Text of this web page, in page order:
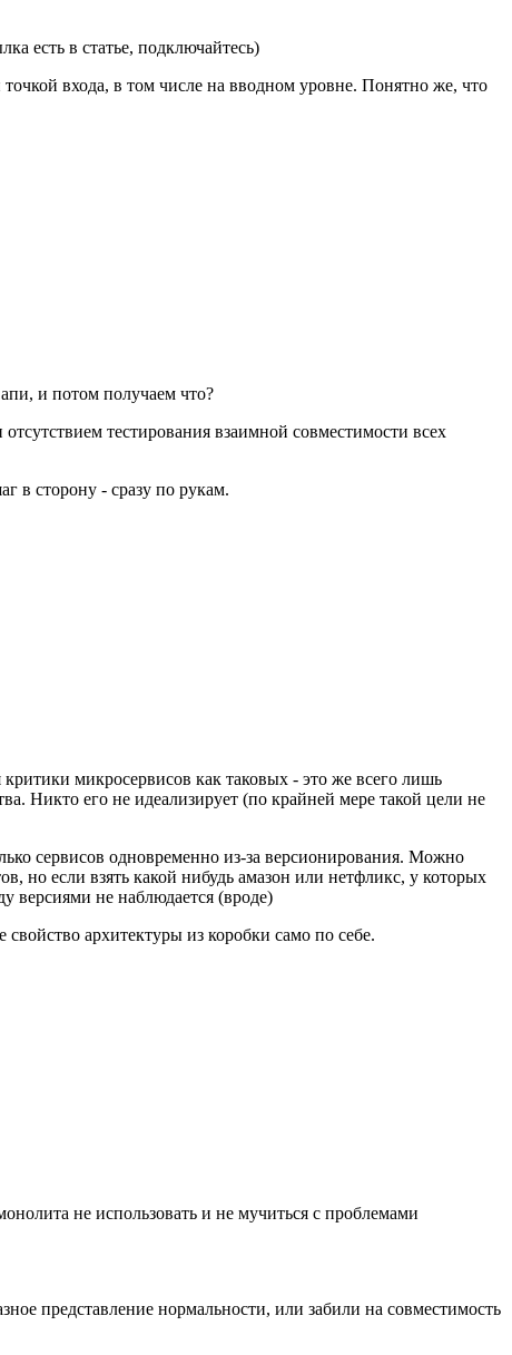
есть в статье, подключайтесь)
входа, в том числе на вводном уровне. Понятно же, что
и потом получаем что?
тестирования взаимной совместимости всех
в сторону - сразу по рукам.
микросервисов как таковых - это же всего лишь
Никто его не идеализирует (по крайней мере такой цели не
сервисов одновременно из-за версионирования. Можно
но если взять какой нибудь амазон или нетфликс, у которых
версиями не наблюдается (вроде)
архитектуры из коробки само по себе.
не использовать и не мучиться с проблемами
представление нормальности, или забили на совместимость